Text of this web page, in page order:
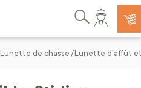
Rechercher
Lunette de chasse Lunette d'affût